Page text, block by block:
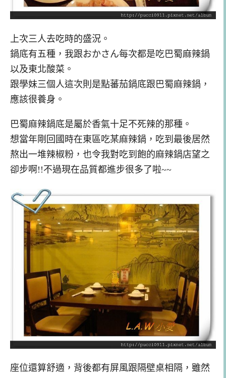
上次三人去吃時的盛況。
鍋底有五種，我跟おかさん每次都是吃巴蜀麻辣鍋
以及東北酸菜。
跟學妹三個人這次則是點蕃茄鍋底跟巴蜀麻辣鍋，
應該很養身。
巴蜀麻辣鍋底是屬於香氣十足不死辣的那種。
想當年剛回國時在東區吃某麻辣鍋，吃到最後居然
熬出一堆辣椒粉，也令我對吃到飽的麻辣鍋店望之
卻步啊!!不過現在品質都進步很多了啦~~
座位還算舒適，背後都有屏風跟隔壁桌相隔，雖然